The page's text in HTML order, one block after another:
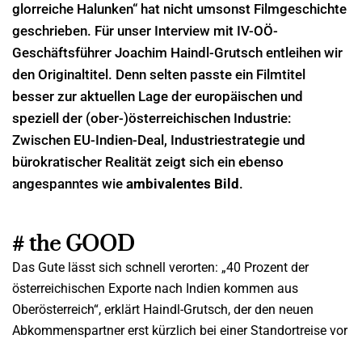
glorreiche Halunken“ hat nicht umsonst Filmgeschichte
geschrieben. Für unser Interview mit IV-OÖ-
Geschäftsführer Joachim Haindl-Grutsch entleihen wir
den Originaltitel. Denn selten passte ein Filmtitel
besser zur aktuellen Lage der europäischen und
speziell der (ober-)österreichischen Industrie:
Zwischen EU-Indien-Deal, Industriestrategie und
bürokratischer Realität zeigt sich ein ebenso
angespanntes wie ambivalentes Bild .
# the GOOD
Das Gute lässt sich schnell verorten: „40 Prozent der
österreichischen Exporte nach Indien kommen aus
Oberösterreich“, erklärt Haindl-Grutsch, der den neuen
Abkommenspartner erst kürzlich bei einer Standortreise vor